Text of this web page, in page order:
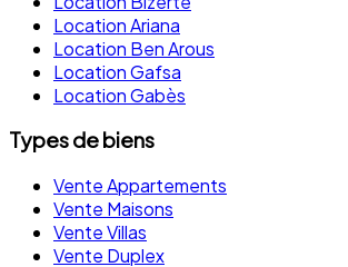
Location Ariana
Location Ben Arous
Location Gafsa
Location Gabès
Types de biens
Vente Appartements
Vente Maisons
Vente Villas
Vente Duplex